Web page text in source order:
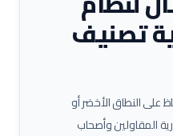
تصنيف
على النطاق الأخضر أو
المقاولين وأصحاب